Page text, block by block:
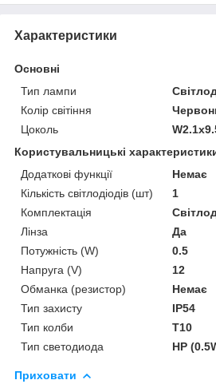
Характеристики
Основні
Тип лампи
Колір світіння
Цоколь
Користувальницькі
Додаткові функції
Немає
Кількість світлодіодів (шт)
1
Комплектація
Лінза
Да
Потужність (W)
0.5
Напруга (V)
12
Обманка (резистор)
Немає
Тип захисту
IP54
Тип колби
T10
Тип светодиода
HP
Приховати